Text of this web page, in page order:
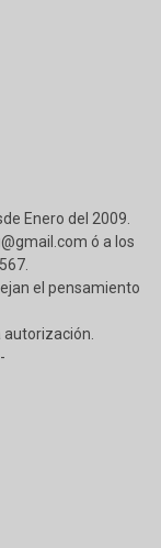
Enero del 2009.
ó a los
el pensamiento